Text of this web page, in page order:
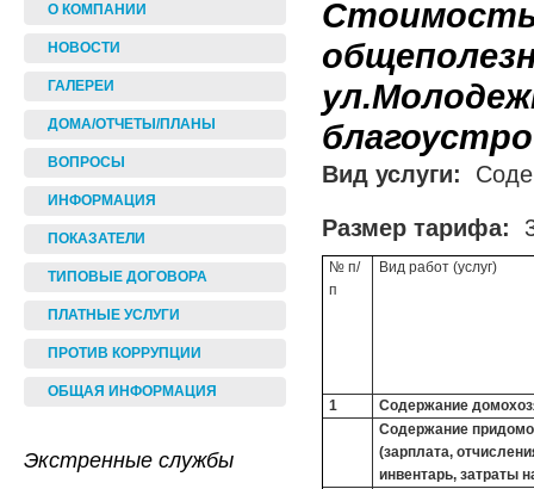
О КОМПАНИИ
НОВОСТИ
ГАЛЕРЕИ
ДОМА/ОТЧЕТЫ/ПЛАНЫ
ВОПРОСЫ
ИНФОРМАЦИЯ
ПОКАЗАТЕЛИ
ТИПОВЫЕ ДОГОВОРА
ПЛАТНЫЕ УСЛУГИ
ПРОТИВ КОРРУПЦИИ
ОБЩАЯ ИНФОРМАЦИЯ
Экстренные службы
Стоимость
Вид услуги:
Размер тарифа:
№ п/
п
Вид работ (услуг)
1
Содержание
Содержание
(зарплата,
инвентарь, затраты